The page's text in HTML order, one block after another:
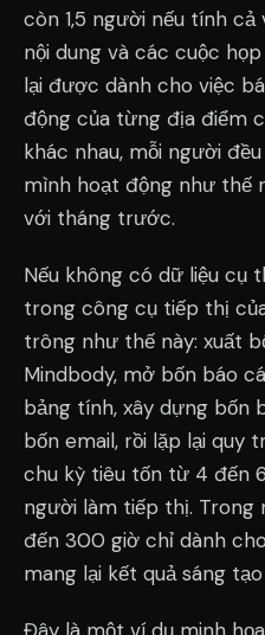
còn 1,5 người nếu tính cả
nội dung và các cuộc
lại được dành cho việc
động của từng địa điểm
khác nhau, mỗi người
mình hoạt động như thế
với tháng trước.
Nếu không có dữ liệu cụ
trong công cụ tiếp thị
trông như thế này: xuất
Mindbody, mở bốn báo
bảng tính, xây dựng bốn
bốn email, rồi lặp lại quy
chu kỳ tiêu tốn từ 4 đến
người làm tiếp thị.
đến 300 giờ chỉ dành
mang lại kết quả sáng tạo